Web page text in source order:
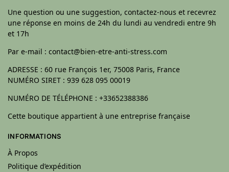
Une question ou une suggestion, contactez-nous et recevrez
une réponse en moins de 24h du lundi au vendredi entre 9h
et 17h
Par e-mail : contact@bien-etre-anti-stress.com
ADRESSE : 60 rue François 1er, 75008 Paris, France
NUMÉRO SIRET : 939 628 095 00019
NUMÉRO DE TÉLÉPHONE : +33652388386
Cette boutique appartient à une entreprise française
INFORMATIONS
À Propos
Politique d’expédition